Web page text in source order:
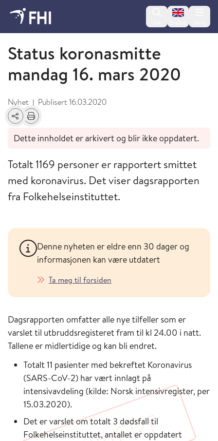
Change
Mars
Status koronasmitte
mandag 16. mars 2020
Nyhet | Publisert16.03.2020
Del Skriv ut
Dette innholdet er arkivert og blir ikke oppdatert.
Totalt 1169 personer er rapportert smittet
med koronavirus. Det viser dagsrapporten
fra Folkehelseinstituttet.
Denne nyheten er eldre enn 30 dager og
informasjonen kan være utdatert
Ta meg til forsiden
Dagsrapporten omfatter alle nye tilfeller som er
varslet til utbruddsregisteret fram til kl 24.00 i natt.
Tallene er midlertidige og kan bli endret.
Totalt 11 pasienter med bekreftet Koronavirus
(SARS-CoV-2) har vært innlagt på
intensivavdeling (kilde: Norsk intensivregister, per
15.03.2020).
Det er varslet om totalt 3 dødsfall til
Folkehelseinstituttet, antallet er oppdatert